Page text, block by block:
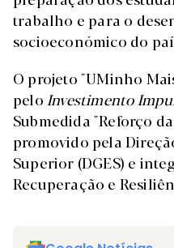
trabalho e para o
socioeconómico do
O projeto "UMinho
pelo Investimento
Submedida "Reforço
promovido pela
Superior (DGES) e
Recuperação e